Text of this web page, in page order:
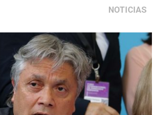
NOTICIAS